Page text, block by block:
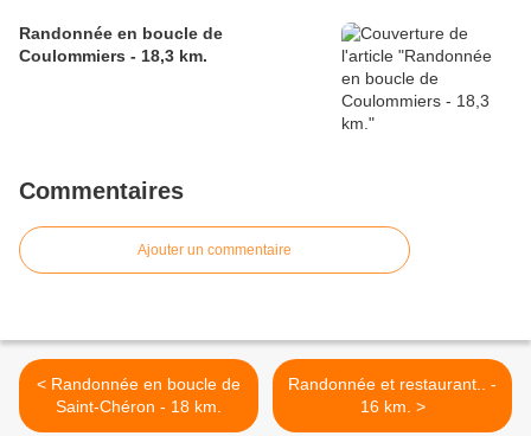
Randonnée en boucle de
Coulommiers - 18,3 km.
Commentaires
Ajouter un commentaire
< Randonnée en boucle de
Saint-Chéron - 18 km.
Randonnée et restaurant.. -
16 km. >